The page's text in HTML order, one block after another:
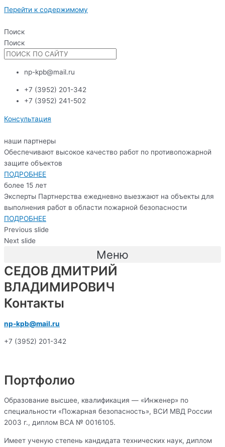
Перейти к содержимому
Поиск
Поиск
np-kpb@mail.ru
+7 (3952) 201-342
+7 (3952) 241-502
Консультация
наши партнеры
Обеспечивают высокое качество работ по противопожарной
защите объектов
ПОДРОБНЕЕ
более 15 лет
Эксперты Партнерства ежедневно выезжают на объекты для
выполнения работ в области пожарной безопасности
ПОДРОБНЕЕ
Previous slide
Next slide
Меню
СЕДОВ ДМИТРИЙ
ВЛАДИМИРОВИЧ
Контакты
np-kpb@mail.ru
+7 (3952) 201-342
Портфолио
Образование высшее, квалификация — «Инженер» по
специальности «Пожарная безопасность», ВСИ МВД России
2003 г., диплом ВСА № 0016105.
Имеет ученую степень кандидата технических наук, диплом